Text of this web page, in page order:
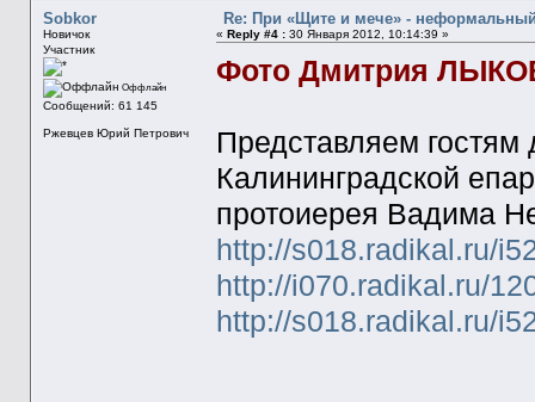
Sobkor
Новичок
Участник
Оффлайн
Сообщений: 61 145
Ржевцев Юрий Петрович
Re: При «Щите и мече» -
« Reply #4 :30 Января 2012, 10:14:39 »
Фото Дмитрия
Представляем гостям
Калининградской
протоиерея Вадима
http://s018.radikal.ru/
http://i070.radikal.ru/
http://s018.radikal.ru/